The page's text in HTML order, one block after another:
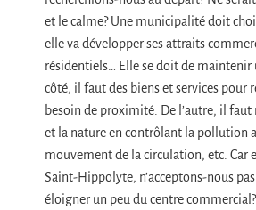
et le calme? Une municipalité doit
elle va développer ses attraits
résidentiels… Elle se doit de maintenir
côté, il faut des biens et services pour
besoin de proximité. De l’autre, il faut
et la nature en contrôlant la pollution
mouvement de la circulation, etc. Car
Saint-Hippolyte, n’acceptons-nous
éloigner un peu du centre commercial?